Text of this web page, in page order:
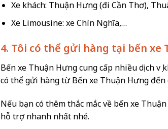
Xe khách: Thuận Hưng (đi Cần Thơ),
Xe Limousine: xe Chín Nghĩa,…
4. Tôi có thể gửi hàng tại bến xe
Bến xe Thuận Hưng cung cấp nhiều dịch vụ
có thể gửi hàng từ Bến xe Thuận Hưng đến
Nếu bạn có thêm thắc mắc về bến xe
hỗ trợ nhanh nhất nhé.